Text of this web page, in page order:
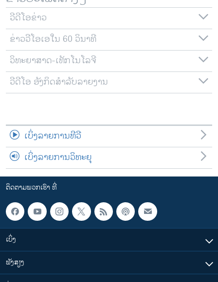
ວີດີໂອຂ່າວ
ຂ່າວວີໂອເອໃນ 60 ວິນາທີ
ວິທະຍາສາດ-ເທັກໂນໂລຈີ
ວີດີໂອ ອັງກິດສຳລັບລາຍງານ
ເບິ່ງລາຍການທີວີ
ເບິ່ງລາຍການວິທະຍຸ
ຕິດຕາມພວກເຮົາ ທີ່
ເບິ່ງ
ຟັງສຽງ